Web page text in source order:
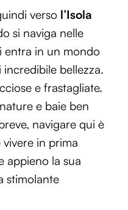
verso l’Isola
si naviga nelle
entra in un mondo
bellezza.
e frastagliate.
e baie ben
navigare qui è
vivere in prima
appieno la sua
stimolante